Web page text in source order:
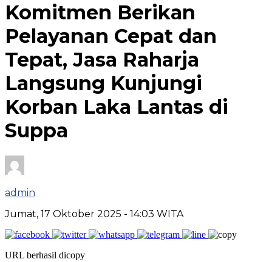
Komitmen Berikan
Pelayanan Cepat dan
Tepat, Jasa Raharja
Langsung Kunjungi
Korban Laka Lantas di
Suppa
admin
Jumat, 17 Oktober 2025 - 14:03 WITA
URL berhasil dicopy